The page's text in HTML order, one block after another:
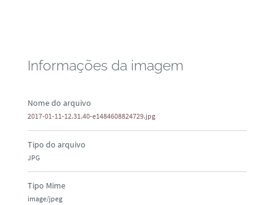
Informações da imagem
Nome do arquivo
2017-01-11-12.31.40-e1484608824729.jpg
Tipo do arquivo
JPG
Tipo Mime
image/jpeg